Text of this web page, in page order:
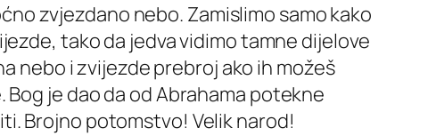
zvjezdano nebo. Zamislimo samo kako
tako da jedva vidimo tamne dijelove
nebo i zvijezde prebroj ako ih možeš
je dao da od Abrahama potekne
Brojno potomstvo! Velik narod!